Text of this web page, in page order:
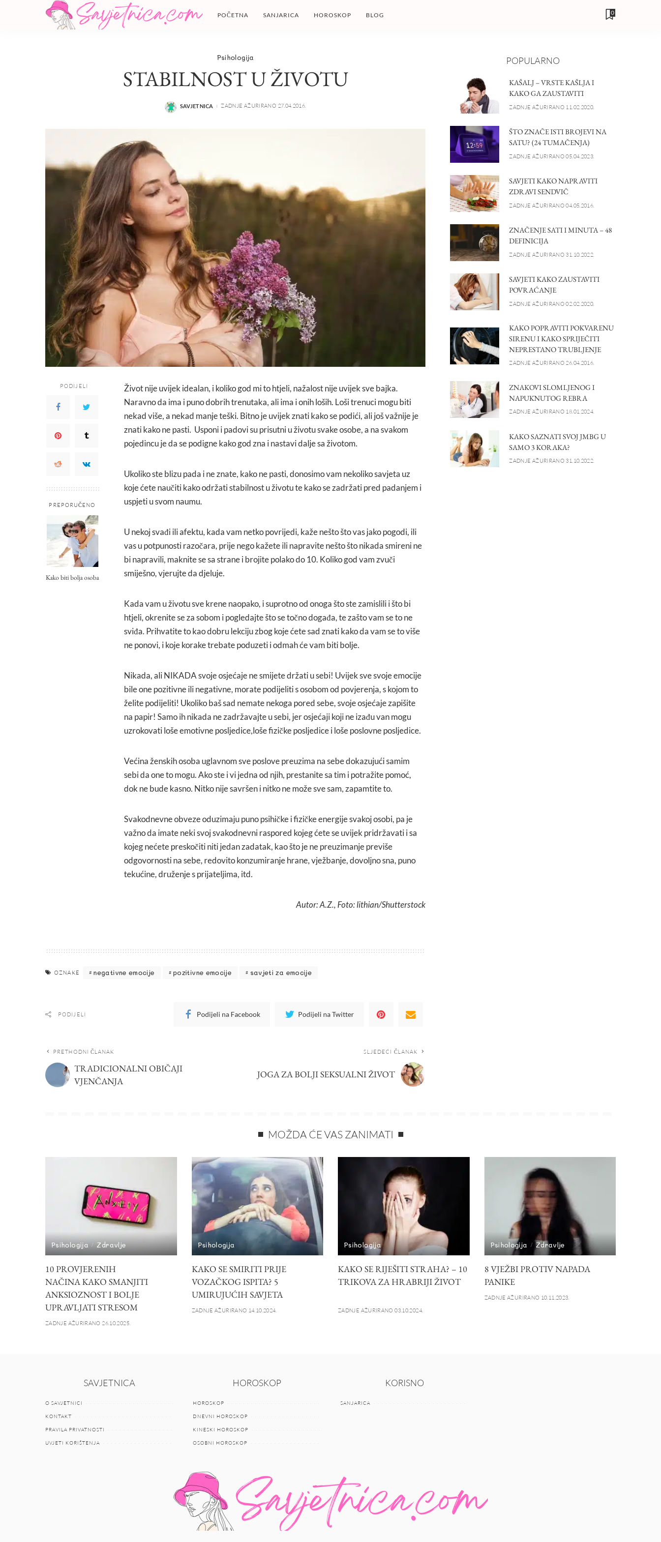
POČETNA SANJARICA HOROSKOP BLOG 0
Psihologija
STABILNOST U ŽIVOTU
POSTED
SAVJETNICA ZADNJE AŽURIRANO 27.04.2016.
PODIJELI
PREPORUČENO
Kako biti bolja osoba
Život nije uvijek idealan, i koliko god mi to htjeli, nažalost nije uvijek sve bajka.
Naravno da ima i puno dobrih trenutaka, ali ima i onih loših. Loši trenuci mogu biti
nekad više, a nekad manje teški. Bitno je uvijek znati kako se podići, ali još važnije je
znati kako ne pasti. Usponi i padovi su prisutni u životu svake osobe, a na svakom
pojedincu je da se podigne kako god zna i nastavi dalje sa životom.
Ukoliko ste blizu pada i ne znate, kako ne pasti, donosimo vam nekoliko savjeta uz
koje ćete naučiti kako održati stabilnost u životu te kako se zadržati pred padanjem i
uspjeti u svom naumu.
U nekoj svađi ili afektu, kada vam netko povrijedi, kaže nešto što vas jako pogodi, ili
vas u potpunosti razočara, prije nego kažete ili napravite nešto što nikada smireni ne
bi napravili, maknite se sa strane i brojite polako do 10. Koliko god vam zvuči
smiješno, vjerujte da djeluje.
Kada vam u životu sve krene naopako, i suprotno od onoga što ste zamislili i što bi
htjeli, okrenite se za sobom i pogledajte što se točno događa, te zašto vam se to ne
sviđa. Prihvatite to kao dobru lekciju zbog koje ćete sad znati kako da vam se to više
ne ponovi, i koje korake trebate poduzeti i odmah će vam biti bolje.
Nikada, ali NIKADA svoje osjećaje ne smijete držati u sebi! Uvijek sve svoje emocije
bile one pozitivne ili negativne, morate podijeliti s osobom od povjerenja, s kojom to
želite podijeliti! Ukoliko baš sad nemate nekoga pored sebe, svoje osjećaje zapišite
na papir! Samo ih nikada ne zadržavajte u sebi, jer osjećaji koji ne izađu van mogu
uzrokovati loše emotivne posljedice,loše fizičke posljedice i loše poslovne posljedice.
Većina ženskih osoba uglavnom sve poslove preuzima na sebe dokazujući samim
sebi da one to mogu. Ako ste i vi jedna od njih, prestanite sa tim i potražite pomoć,
dok ne bude kasno. Nitko nije savršen i nitko ne može sve sam, zapamtite to.
Svakodnevne obveze oduzimaju puno psihičke i fizičke energije svakoj osobi, pa je
važno da imate neki svoj svakodnevni raspored kojeg ćete se uvijek pridržavati i sa
kojeg nećete preskočiti niti jedan zadatak, kao što je ne preuzimanje previše
odgovornosti na sebe, redovito konzumiranje hrane, vježbanje, dovoljno sna, puno
tekućine, druženje s prijateljima, itd.
Autor: A.Z., Foto: lithian/Shutterstock
OZNAKE negativne emocije pozitivne emocije savjeti za emocije
PODIJELI Podijeli na Facebook Podijeli na Twitter
PRETHODNI ČLANAK
TRADICIONALNI OBIČAJI
VJENČANJA
SLJEDEĆI ČLANAK
JOGA ZA BOLJI SEKSUALNI ŽIVOT
POPULARNO
KAŠALJ – VRSTE KAŠLJA I
KAKO GA ZAUSTAVITI
ZADNJE AŽURIRANO 11.02.2020.
ŠTO ZNAČE ISTI BROJEVI NA
SATU? (24 TUMAČENJA)
ZADNJE AŽURIRANO 05.04.2023.
SAVJETI KAKO NAPRAVITI
ZDRAVI SENDVIČ
ZADNJE AŽURIRANO 04.05.2016.
ZNAČENJE SATI I MINUTA – 48
DEFINICIJA
ZADNJE AŽURIRANO 31.10.2022.
SAVJETI KAKO ZAUSTAVITI
POVRAĆANJE
ZADNJE AŽURIRANO 02.02.2020.
KAKO POPRAVITI POKVARENU
SIRENU I KAKO SPRIJEČITI
NEPRESTANO TRUBLJENJE
ZADNJE AŽURIRANO 26.04.2016.
ZNAKOVI SLOMLJENOG I
NAPUKNUTOG REBRA
ZADNJE AŽURIRANO 18.01.2024.
KAKO SAZNATI SVOJ JMBG U
SAMO 3 KORAKA?
ZADNJE AŽURIRANO 31.10.2022.
MOŽDA ĆE VAS ZANIMATI
Psihologija Zdravlje
10 PROVJERENIH
NAČINA KAKO SMANJITI
ANKSIOZNOST I BOLJE
UPRAVLJATI STRESOM
ZADNJE AŽURIRANO 26.10.2025.
Psihologija
KAKO SE SMIRITI PRIJE
VOZAČKOG ISPITA? 5
UMIRUJUĆIH SAVJETA
ZADNJE AŽURIRANO 14.10.2024.
Psihologija
KAKO SE RIJEŠITI STRAHA? – 10
TRIKOVA ZA HRABRIJI ŽIVOT
ZADNJE AŽURIRANO 03.10.2024.
Psihologija Zdravlje
8 VJEŽBI PROTIV NAPADA
PANIKE
ZADNJE AŽURIRANO 10.11.2023.
SAVJETNICA
O SAVJETNICI
KONTAKT
PRAVILA PRIVATNOSTI
UVJETI KORIŠTENJA
HOROSKOP
HOROSKOP
DNEVNI HOROSKOP
KINESKI HOROSKOP
OSOBNI HOROSKOP
KORISNO
SANJARICA